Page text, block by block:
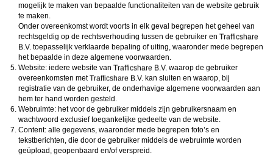
Praat met jouw kinderen. Leer jouw minderjarige kinderen dat ze nooit
persoonsgegevens of persoonlijke informatie via internet moeten verstrekken aan
internet hoeft te zijn wie ze zeggen te zijn en dat men wel eens verkeerde
bedoelingen kan hebben als iemand via het internet contact opneemt met jouw
kind. Vertel jouw kinderen bovendien dat ze niet met vreemde andere minderjarigen
die zij online hebben ontmoet, moeten afspreken zonder daarover eerst met jou te
overleggen. Ook is het raadzaam jouw kind te vertellen dat hij jou meteen moet
laten weten wanneer iemand op internet contact met hem opneemt of wanneer
jouw kind seksueel getinte content of andere content waarvan hij schrikt, op
internet tegenkomt.
Via deze website verleent
chatdiensten voor entertainmentdoeleinden. Om van deze diensten gebruik te kunnen
maken, heb je credits nodig. Je ontvangt er bij jouw aanmelding een paar gratis, maar
daarna dien je voor credits te betalen. De kosten daarvoor tref je aan bij jouw
bestelling van credits en op de paginaKosten.
behoudt zich het recht voor om zelf profielen op deze website aan te
maken en namens deze profielen berichten aan jou als gebruiker te verzenden. Door
mogelijk te maken van bepaalde functionaliteiten van de website gebruik
te maken.
Onder overeenkomst wordt voorts in elk geval begrepen het geheel van
rechtsgeldig op de rechtsverhouding tussen de gebruiker en
toepasselijk verklaarde bepaling of uiting, waaronder mede begrepen
het bepaalde in deze algemene voorwaarden.
Website: iedere website van
waarop de gebruiker
overeenkomsten met
kan sluiten en waarop, bij
registratie van de gebruiker, de onderhavige algemene voorwaarden aan
hem ter hand worden gesteld.
Webruimte: het voor de gebruiker middels zijn gebruikersnaam en
wachtwoord exclusief toegankelijke gedeelte van de website.
Content: alle gegevens, waaronder mede begrepen foto’s en
tekstberichten, die door de gebruiker middels de webruimte worden
geüpload, geopenbaard en/of verspreid.